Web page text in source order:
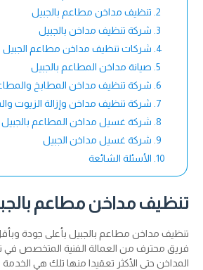
تنظيف مداخن مطاعم بالجبيل
شركة تنظيف مداخن بالجبيل
شركات تنظيف مداخن مطاعم الجبيل
صيانة مداخن المطاعم بالجبيل
شركة تنظيف مداخن المطابخ
شركة تنظيف مداخن وإزالة الزيوت
شركة غسيل مداخن المطاعم بالجبيل
شركة غسيل مداخن الجبيل
الأسئلة الشائعة
تنظيف مداخن مطاعم
تنظيف مداخن مطاعم بالجبيل بأعلى جودة
فريق محترف من العمالة الفنية المتخصص في
المداخن حتى الأكثر تعقيدا منها تلك هي